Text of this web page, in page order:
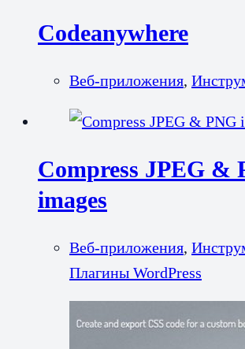
Codeanywhere
Веб-приложения,
Compress JPEG &
images
Веб-приложения,
Плагины WordPress